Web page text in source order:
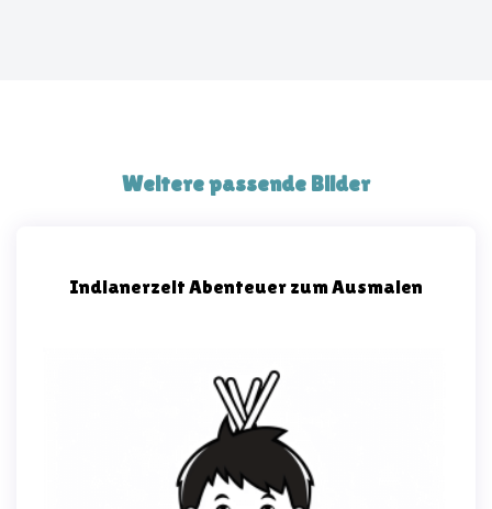
Weitere passende Bilder
Indianerzelt Abenteuer zum Ausmalen